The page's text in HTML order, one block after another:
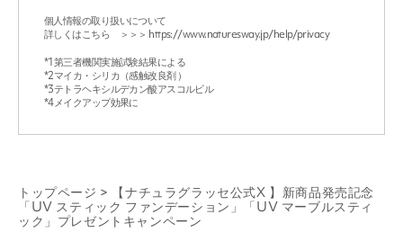
トップページ >
【ナチュラグラッセ公式X 】新商品発売記念
「UV スティック ファンデーション」「UV マーブルスティ
ック」プレゼントキャンペーン
個人情報の取り扱いについて
詳しくはこちら ＞＞＞ https://www.naturesway.jp/help/privacy
*1第三者機関実施試験結果による
*2マイカ・シリカ（感触改良剤 ）
*3テトラヘキシルデカン酸アスコルビル
*4メイクアップ効果に